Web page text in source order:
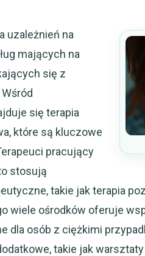
uzależnień na
mających na
się z
się terapia
które są kluczowe
pracujący
stosują
takie jak terapia
wiele ośrodków oferuje
dla osób z ciężkimi
takie jak